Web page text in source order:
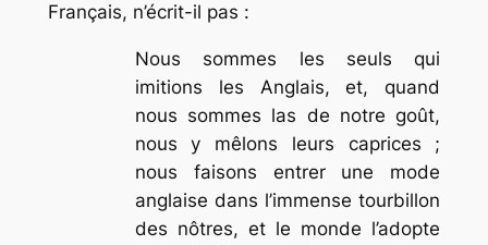
Français, n’écrit-il pas :
Nous sommes les seuls qui
imitions les Anglais, et, quand
nous sommes las de notre goût,
nous y mêlons leurs caprices ;
nous faisons entrer une mode
anglaise dans l’immense tourbillon
des nôtres, et le monde l’adopte